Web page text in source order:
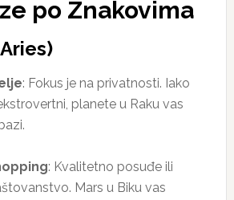
po Znakovima
: Fokus je na privatnosti. Iako
planete u Raku vas
: Kvalitetno posuđe ili
Mars u Biku vas